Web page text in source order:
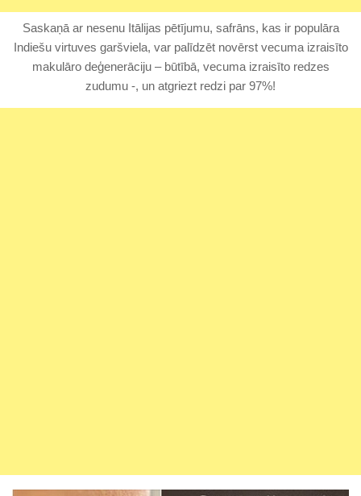
Saskaņā ar nesenu Itālijas pētījumu, safrāns, kas ir populāra
Indiešu virtuves garšviela, var palīdzēt novērst vecuma izraisīto
makulāro deģenerāciju – būtībā, vecuma izraisīto redzes
zudumu -, un atgriezt redzi par 97%!